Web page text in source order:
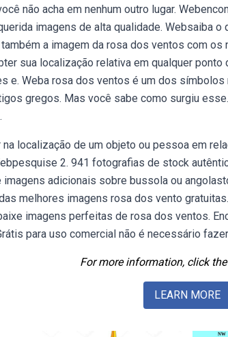
não acha em nenhum outro lugar.
imagens de alta qualidade. Websaiba
a imagem da rosa dos ventos com
sua localização relativa em qualquer
e. Weba rosa dos ventos é um dos
gregos. Mas você sabe como surgiu
na localização de um objeto ou pessoa em
2. 941 fotografias de stock
adicionais sobre bussola ou
melhores imagens rosa dos vento
imagens perfeitas de rosa dos ventos.
para uso comercial não é necessário
For more information, click
LEARN MORE